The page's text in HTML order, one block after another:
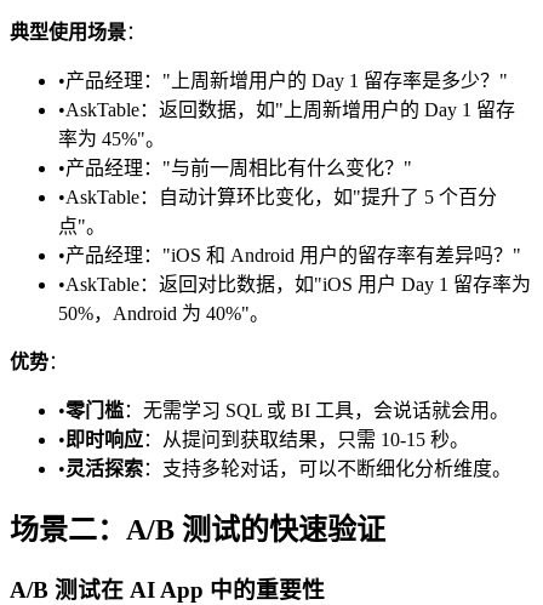
典型使用场景：
•产品经理："上周新增用户的 Day 1 留存率是多少？"
•AskTable：返回数据，如"上周新增用户的 Day 1 留存
率为 45%"。
•产品经理："与前一周相比有什么变化？"
•AskTable：自动计算环比变化，如"提升了 5 个百分
点"。
•产品经理："iOS 和 Android 用户的留存率有差异吗？"
•AskTable：返回对比数据，如"iOS 用户 Day 1 留存率为
50%，Android 为 40%"。
优势：
•零门槛：无需学习 SQL 或 BI 工具，会说话就会用。
• 即时响应：从提问到获取结果，只需 10-15 秒。
•灵活探索：支持多轮对话，可以不断细化分析维度。
场景二：A/B 测试的快速验证
A/B 测试在 AI App 中的重要性